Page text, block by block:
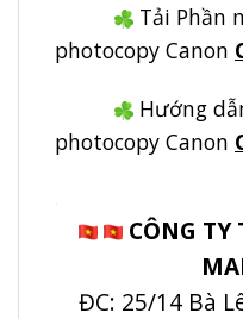
Tải Phần
photocopy Canon
Hướng
photocopy Canon
CÔNG TY
ĐC: 25/14 Bà